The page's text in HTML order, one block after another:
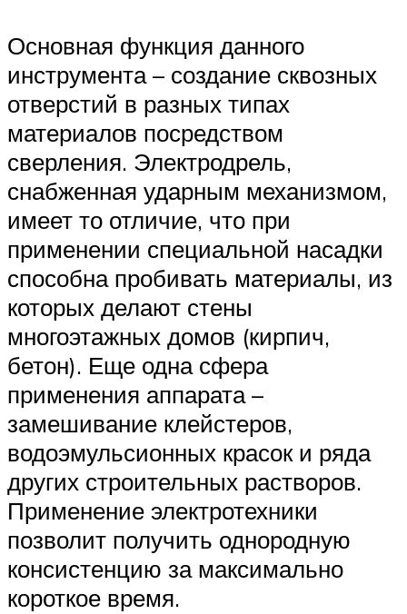
Основная функция данного
инструмента – создание сквозных
отверстий в разных типах
материалов посредством
сверления. Электродрель,
снабженная ударным механизмом,
имеет то отличие, что при
применении специальной насадки
способна пробивать материалы, из
которых делают стены
многоэтажных домов (кирпич,
бетон). Еще одна сфера
применения аппарата –
замешивание клейстеров,
водоэмульсионных красок и ряда
других строительных растворов.
Применение электротехники
позволит получить однородную
консистенцию за максимально
короткое время.